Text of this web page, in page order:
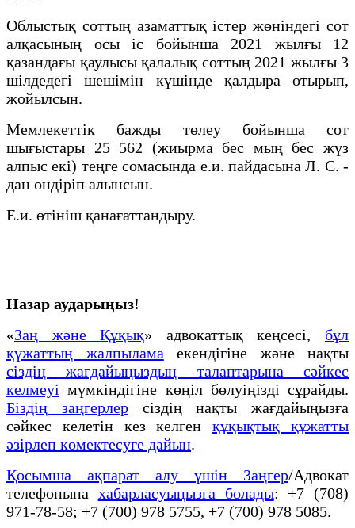
Облыстық соттың азаматтық істер жөніндегі сот
алқасының осы іс бойынша 2021 жылғы 12
қазандағы қаулысы қалалық соттың 2021 жылғы 3
шілдедегі шешімін күшінде қалдыра отырып,
жойылсын.
Мемлекеттік бажды төлеу бойынша сот
шығыстары 25 562 (жиырма бес мың бес жүз
алпыс екі) теңге сомасында е.и. пайдасына Л. С. -
дан өндіріп алынсын.
Е.и. өтініш қанағаттандыру.
Назар аударыңыз!
«Заң және Құқық» адвокаттық кеңсесі, бұл
құжаттың жалпылама екендігіне және нақты
сіздің жағдайыңыздың талаптарына сәйкес
келмеуі мүмкіндігіне көңіл бөлуіңізді сұрайды.
Біздің заңгерлерсіздің нақты жағдайыңызға
сәйкес келетін кез келгенқұқықтық құжатты
әзірлеп көмектесуге дайын.
Қосымша ақпарат алу үшін Заңгер/Адвокат
телефонына хабарласуыңызға болады: +7 (708)
971-78-58; +7 (700) 978 5755, +7 (700) 978 5085.